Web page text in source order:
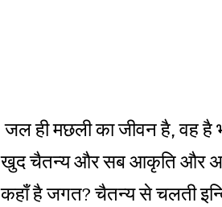
जल ही मछली का जीवन है, वह है
खुद चैतन्य और सब आकृति और
कहाँ है जगत? चैतन्य से चलती